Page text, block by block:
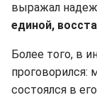
выражал
единой,
Более того, в
проговорился:
состоялся в